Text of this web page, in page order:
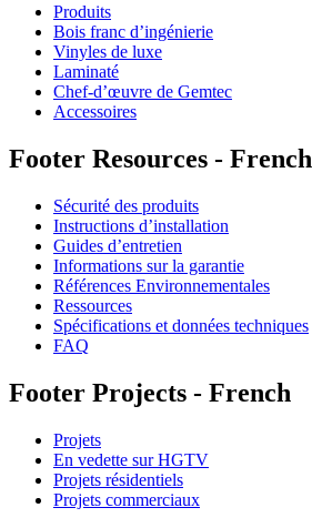
Produits
Bois franc d’ingénierie
Vinyles de luxe
Laminaté
Chef-d’œuvre de Gemtec
Accessoires
Footer Resources - French
Sécurité des produits
Instructions d’installation
Guides d’entretien
Informations sur la garantie
Références Environnementales
Ressources
Spécifications et données techniques
FAQ
Footer Projects - French
Projets
En vedette sur HGTV
Projets résidentiels
Projets commerciaux